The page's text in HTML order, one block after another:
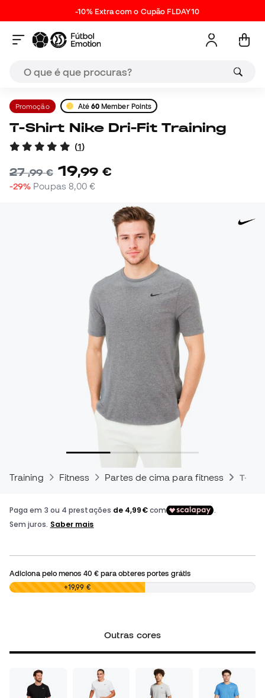
-10% Extra com o Cupão FLDAY10
Promoção Até 60 Member Points
T-Shirt Nike Dri-Fit Training
(1)
27,99 € 19,99 €
-29% Poupas 8,00 €
Training Fitness Partes de cima para fitness T-
Adiciona pelo menos 40 €para obteres portes grátis
0,00 € +19,99 €
Outras cores